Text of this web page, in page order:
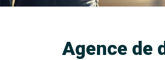
Agence de